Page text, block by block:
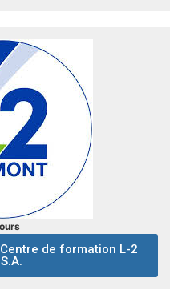
de formation L-2